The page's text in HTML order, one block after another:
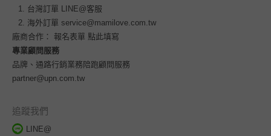
台灣訂單
LINE@客服
海外訂單 service@mamilove.com.tw
廠商合作： 報名表單 點此填寫
專業顧問服務
品牌、通路行銷業務陪跑顧問服務
partner@upn.com.tw
追蹤我們
LINE@